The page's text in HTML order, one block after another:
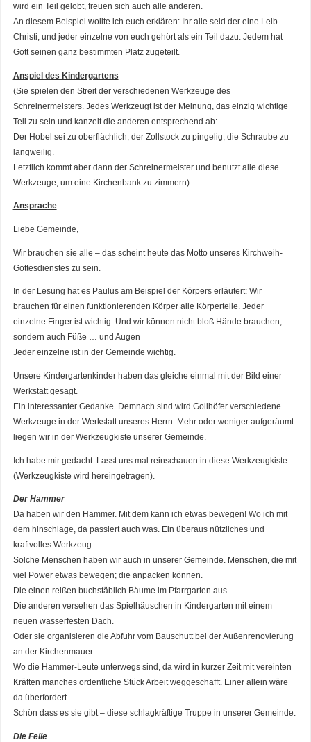
wird ein Teil gelobt, freuen sich auch alle anderen.
An diesem Beispiel wollte ich euch erklären: Ihr alle seid der eine Leib
Christi, und jeder einzelne von euch gehört als ein Teil dazu. Jedem hat
Gott seinen ganz bestimmten Platz zugeteilt.
Anspiel des Kindergartens
(Sie spielen den Streit der verschiedenen Werkzeuge des
Schreinermeisters. Jedes Werkzeugt ist der Meinung, das einzig wichtige
Teil zu sein und kanzelt die anderen entsprechend ab:
Der Hobel sei zu oberflächlich, der Zollstock zu pingelig, die Schraube zu
langweilig.
Letztlich kommt aber dann der Schreinermeister und benutzt alle diese
Werkzeuge, um eine Kirchenbank zu zimmern)
Ansprache
Liebe Gemeinde,
Wir brauchen sie alle – das scheint heute das Motto unseres Kirchweih-
Gottesdienstes zu sein.
In der Lesung hat es Paulus am Beispiel der Körpers erläutert: Wir
brauchen für einen funktionierenden Körper alle Körperteile. Jeder
einzelne Finger ist wichtig. Und wir können nicht bloß Hände brauchen,
sondern auch Füße … und Augen
Jeder einzelne ist in der Gemeinde wichtig.
Unsere Kindergartenkinder haben das gleiche einmal mit der Bild einer
Werkstatt gesagt.
Ein interessanter Gedanke. Demnach sind wird Gollhöfer verschiedene
Werkzeuge in der Werkstatt unseres Herrn. Mehr oder weniger aufgeräumt
liegen wir in der Werkzeugkiste unserer Gemeinde.
Ich habe mir gedacht: Lasst uns mal reinschauen in diese Werkzeugkiste
(Werkzeugkiste wird hereingetragen).
Der Hammer
Da haben wir den Hammer. Mit dem kann ich etwas bewegen! Wo ich mit
dem hinschlage, da passiert auch was. Ein überaus nützliches und
kraftvolles Werkzeug.
Solche Menschen haben wir auch in unserer Gemeinde. Menschen, die mit
viel Power etwas bewegen; die anpacken können.
Die einen reißen buchstäblich Bäume im Pfarrgarten aus.
Die anderen versehen das Spielhäuschen in Kindergarten mit einem
neuen wasserfesten Dach.
Oder sie organisieren die Abfuhr vom Bauschutt bei der Außenrenovierung
an der Kirchenmauer.
Wo die Hammer-Leute unterwegs sind, da wird in kurzer Zeit mit vereinten
Kräften manches ordentliche Stück Arbeit weggeschafft. Einer allein wäre
da überfordert.
Schön dass es sie gibt – diese schlagkräftige Truppe in unserer Gemeinde.
Die Feile